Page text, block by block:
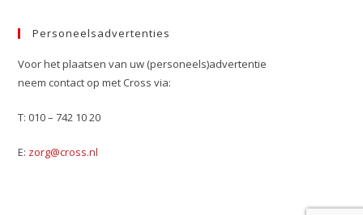
Personeelsadvertenties
Voor het plaatsen van uw (personeels)advertentie
neem contact op met Cross via:
T: 010 – 742 10 20
E: zorg@cross.nl